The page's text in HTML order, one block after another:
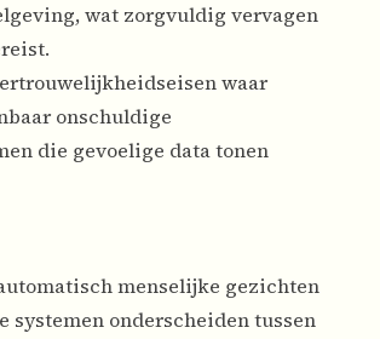
wat zorgvuldig vervagen
waar
onschuldige
die gevoelige data tonen
menselijke gezichten
onderscheiden tussen